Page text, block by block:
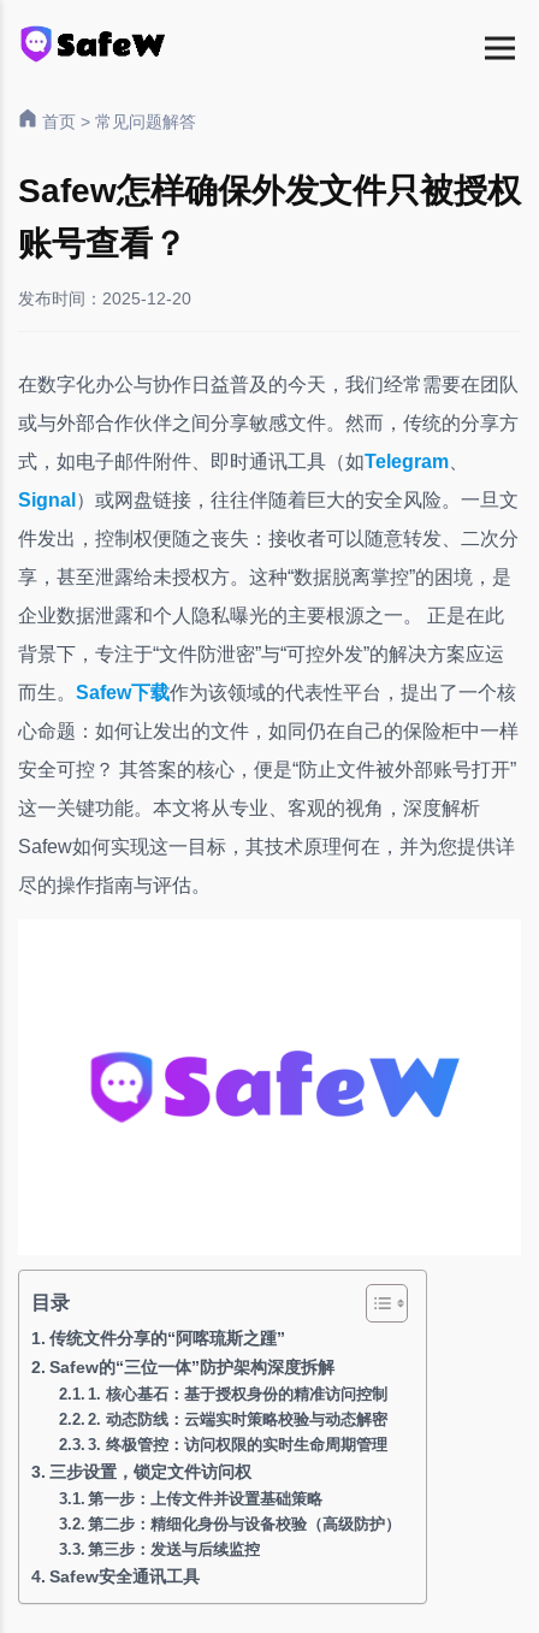
首页 > 常见问题解答
Safew怎样确保外发文件只被授权
账号查看？
发布时间：2025-12-20
在数字化办公与协作日益普及的今天，我们经常需要在团队
或与外部合作伙伴之间分享敏感文件。然而，传统的分享方
式，如电子邮件附件、即时通讯工具（如Telegram
Signal ）或网盘链接，往往伴随着巨大的安全风险。一旦文
件发出，控制权便随之丧失：接收者可以随意转发、二次分
享，甚至泄露给未授权方。这种“数据脱离掌控”的困境，是
企业数据泄露和个人隐私曝光的主要根源之一。 正是在此
背景下，专注于“文件防泄密”与“可控外发”的解决方案应运
而生。 Safew下载作为该领域的代表性平台，提出了一个核
心命题：如何让发出的文件，如同仍在自己的保险柜中一样
安全可控？ 其答案的核心，便是“防止文件被外部账号打开”
这一关键功能。本文将从专业、客观的视角，深度解析
Safew如何实现这一目标，其技术原理何在，并为您提供详
尽的操作指南与评估。
目录
传统文件分享的“阿喀琉斯之踵”
Safew的“三位一体”防护架构深度拆解
1. 核心基石：基于授权身份的精准访问控制
2. 动态防线：云端实时策略校验与动态解密
3. 终极管控：访问权限的实时生命周期管理
三步设置，锁定文件访问权
第一步：上传文件并设置基础策略
第二步：精细化身份与设备校验（高级防护）
第三步：发送与后续监控
Safew安全通讯工具